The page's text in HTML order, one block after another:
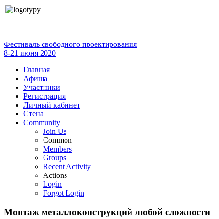
Фестиваль свободного проектирования
8-21 июня 2020
Главная
Афиша
Участники
Регистрация
Личный кабинет
Стена
Community
Join Us
Common
Members
Groups
Recent Activity
Actions
Login
Forgot Login
Монтаж металлоконструкций любой сложности